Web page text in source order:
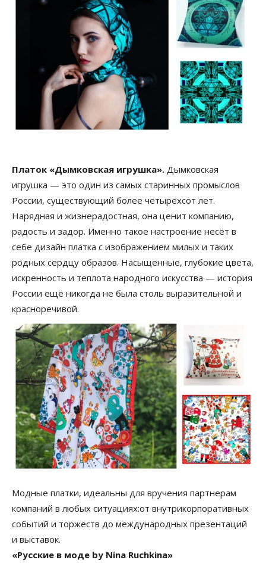
Платок «Дымковская игрушка». Дымковская
игрушка — это один из самых старинных промыслов
России, существующий более четырёхсот лет.
Нарядная и жизнерадостная, она ценит компанию,
радость и задор. Именно такое настроение несёт в
себе дизайн платка с изображением милых и таких
родных сердцу образов. Насыщенные, глубокие цвета,
искренность и теплота народного искусства — история
России ещё никогда не была столь выразительной и
красноречивой.
Модные платки, идеальны для вручения партнерам
компаний в любых ситуациях:от внутрикорпоративных
событий и торжеств до международных презентаций
и выставок.
«Русские в моде by Nina Ruchkina»